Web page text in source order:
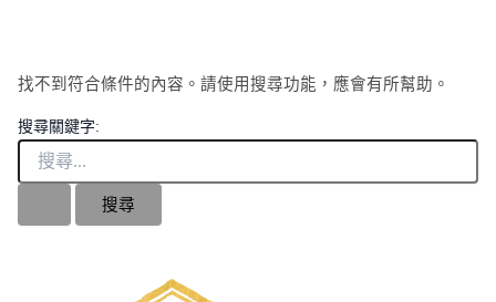
找不到符合條件的內容。請使用搜尋功能，應會有所幫助。
搜尋關鍵字: